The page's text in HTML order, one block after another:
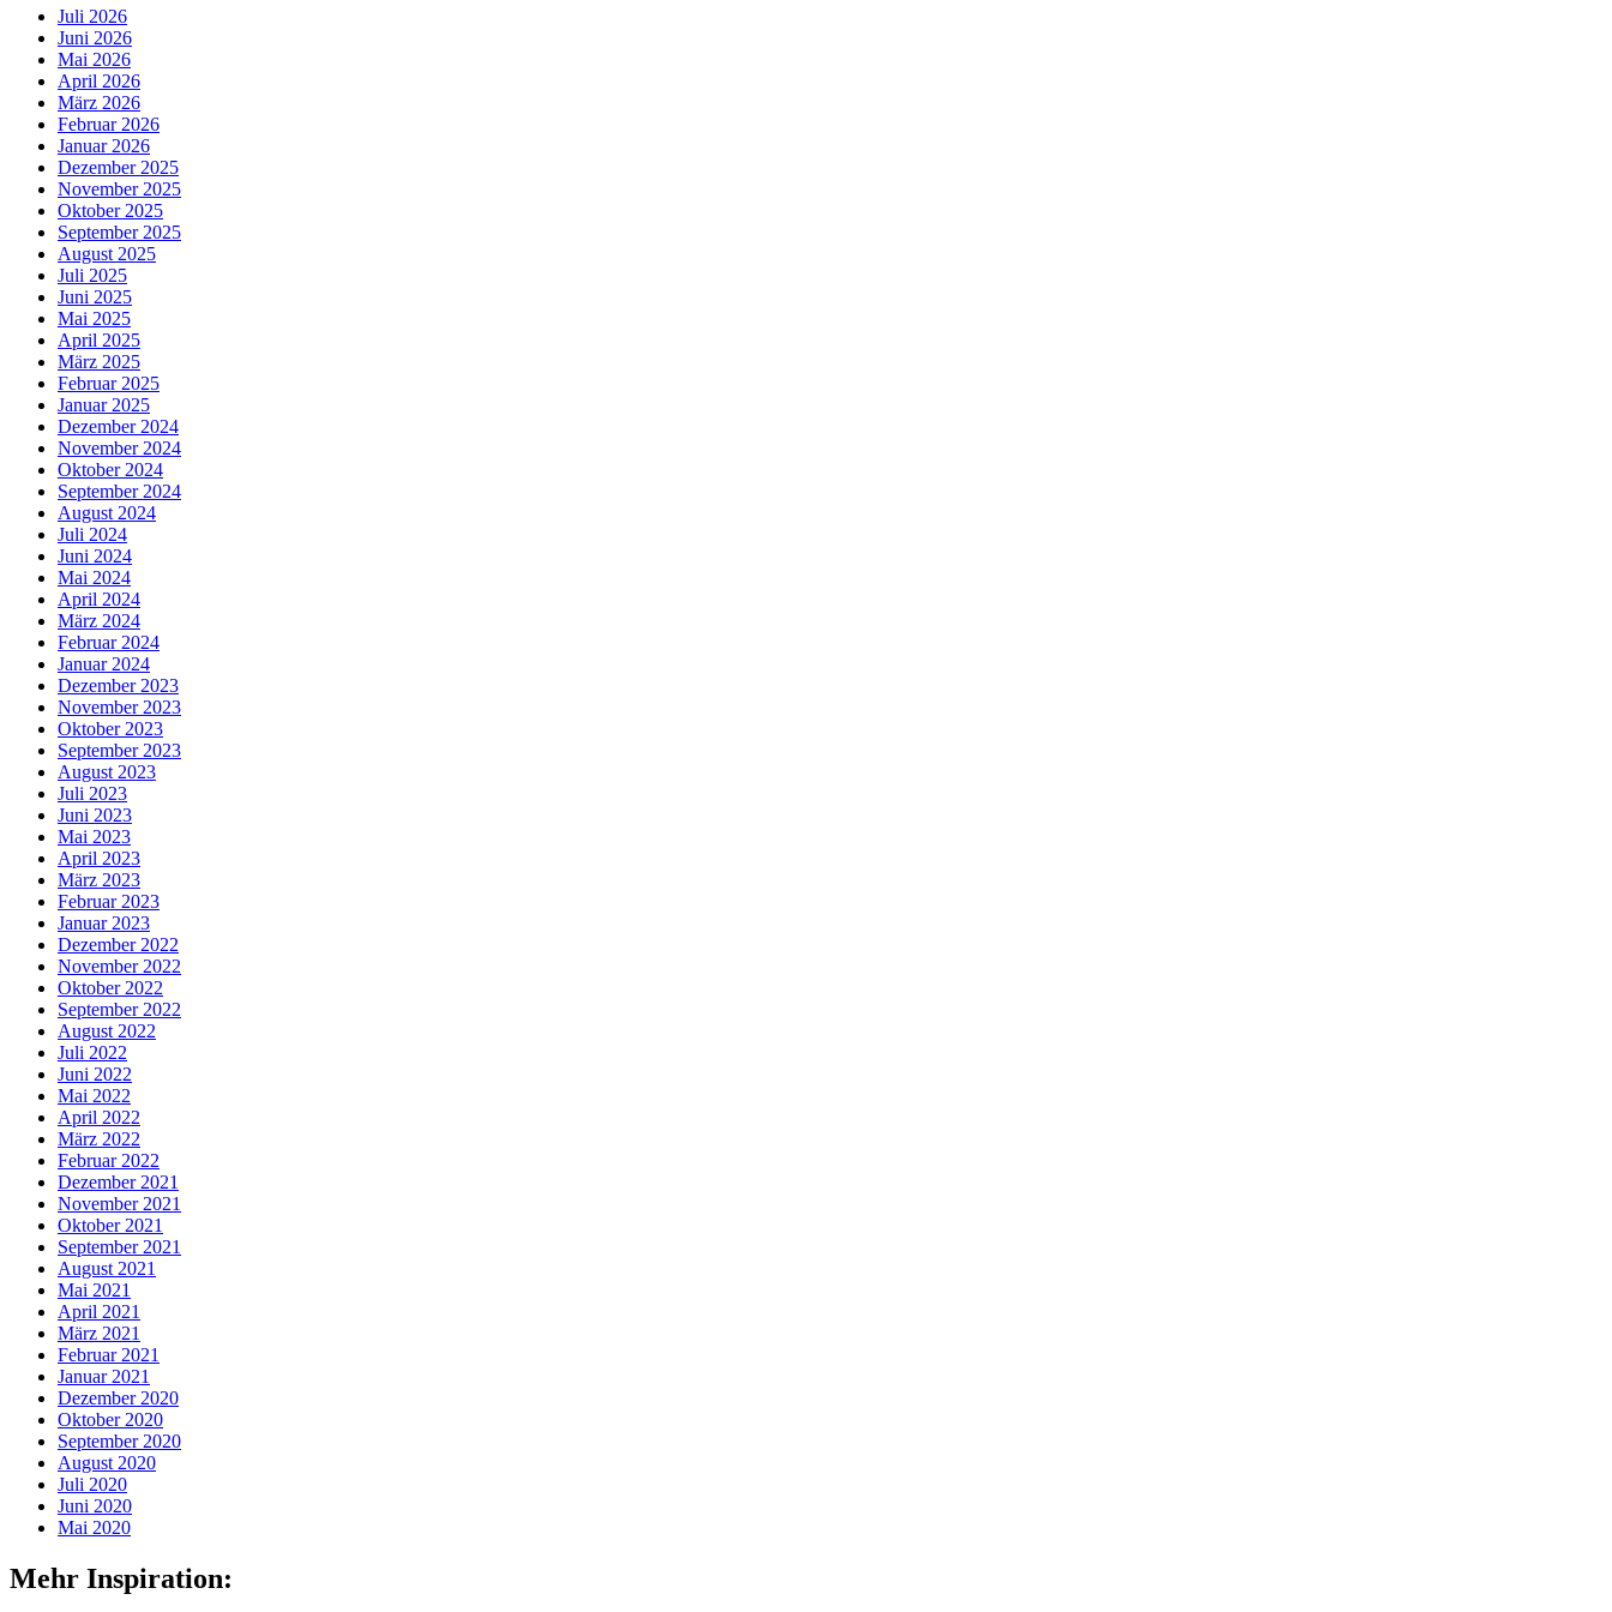
Juli 2026
Juni 2026
Mai 2026
April 2026
März 2026
Februar 2026
Januar 2026
Dezember 2025
November 2025
Oktober 2025
September 2025
August 2025
Juli 2025
Juni 2025
Mai 2025
April 2025
März 2025
Februar 2025
Januar 2025
Dezember 2024
November 2024
Oktober 2024
September 2024
August 2024
Juli 2024
Juni 2024
Mai 2024
April 2024
März 2024
Februar 2024
Januar 2024
Dezember 2023
November 2023
Oktober 2023
September 2023
August 2023
Juli 2023
Juni 2023
Mai 2023
April 2023
März 2023
Februar 2023
Januar 2023
Dezember 2022
November 2022
Oktober 2022
September 2022
August 2022
Juli 2022
Juni 2022
Mai 2022
April 2022
März 2022
Februar 2022
Dezember 2021
November 2021
Oktober 2021
September 2021
August 2021
Mai 2021
April 2021
März 2021
Februar 2021
Januar 2021
Dezember 2020
Oktober 2020
September 2020
August 2020
Juli 2020
Juni 2020
Mai 2020
Mehr Inspiration: